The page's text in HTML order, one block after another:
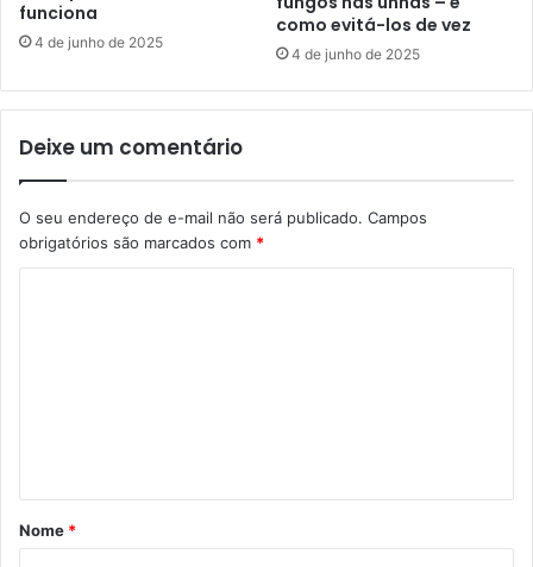
funciona
4 de junho de 2025
como evitá-los de vez
4 de junho de 2025
Deixe um comentário
O seu endereço de e-mail não será publicado. Campos
obrigatórios são marcados com *
á
r
Nome *